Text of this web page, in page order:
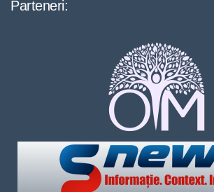
Parteneri: